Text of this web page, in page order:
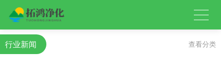
行业新闻 查看分类